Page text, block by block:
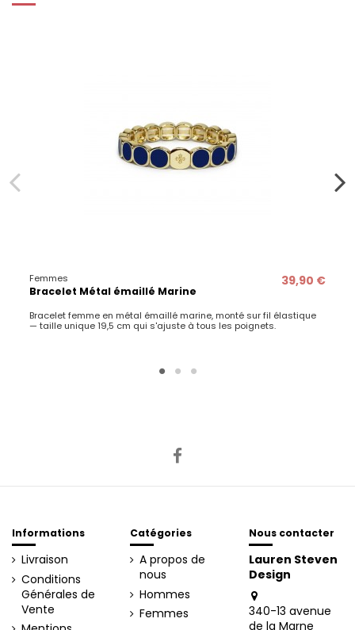
Femmes
Bracelet Métal émaillé Marine
39,90 €
Bracelet femme en métal émaillé marine, monté sur fil élastique
— taille unique 19,5 cm qui s'ajuste à tous les poignets.
Informations
Livraison
Conditions
Générales de
Vente
Catégories
A propos de
nous
Hommes
Femmes
Nous contacter
Lauren Steven
Design
340-13 avenue
de la Marne